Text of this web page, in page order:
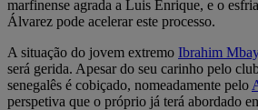
marfinense agrada a Luis Enrique, e o
Álvarez pode acelerar este processo.
A situação do jovem extremo Ibrahim
será gerida. Apesar do seu carinho pelo
senegalês é cobiçado, nomeadamente pelo
perspetiva que o próprio já terá abordado